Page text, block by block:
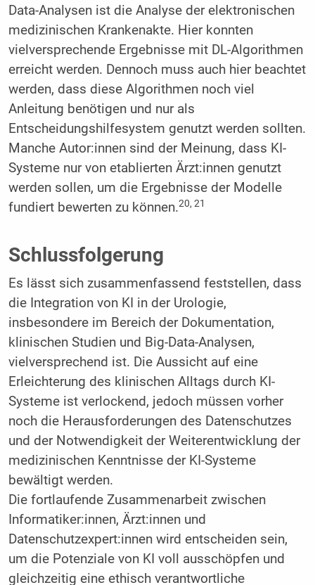
Data-Analysen ist die Analyse der elektronischen
medizinischen Krankenakte. Hier konnten
vielversprechende Ergebnisse mit DL-Algorithmen
erreicht werden. Dennoch muss auch hier beachtet
werden, dass diese Algorithmen noch viel
Anleitung benötigen und nur als
Entscheidungshilfesystem genutzt werden sollten.
Manche Autor:innen sind der Meinung, dass KI-
Systeme nur von etablierten Ärzt:innen genutzt
werden sollen, um die Ergebnisse der Modelle
fundiert bewerten zu können.20, 21
Schlussfolgerung
Es lässt sich zusammenfassend feststellen, dass
die Integration von KI in der Urologie,
insbesondere im Bereich der Dokumentation,
klinischen Studien und Big-Data-Analysen,
vielversprechend ist. Die Aussicht auf eine
Erleichterung des klinischen Alltags durch KI-
Systeme ist verlockend, jedoch müssen vorher
noch die Herausforderungen des Datenschutzes
und der Notwendigkeit der Weiterentwicklung der
medizinischen Kenntnisse der KI-Systeme
bewältigt werden.
Die fortlaufende Zusammenarbeit zwischen
Informatiker:innen, Ärzt:innen und
Datenschutzexpert:innen wird entscheiden sein,
um die Potenziale von KI voll ausschöpfen und
gleichzeitig eine ethisch verantwortliche